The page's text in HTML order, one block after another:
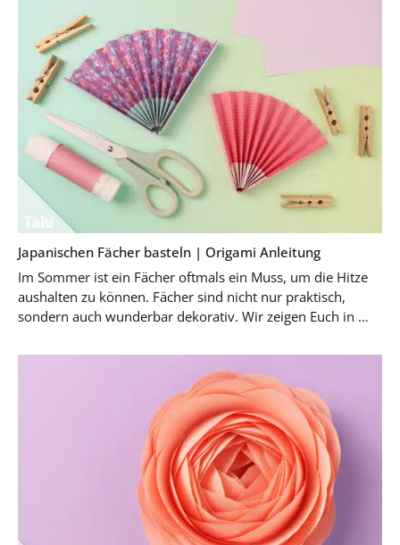
Japanischen Fächer basteln | Origami Anleitung
Im Sommer ist ein Fächer oftmals ein Muss, um die Hitze
aushalten zu können. Fächer sind nicht nur praktisch,
sondern auch wunderbar dekorativ. Wir zeigen Euch in …